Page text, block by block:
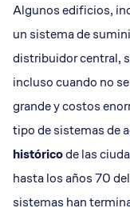
Algunos edificios,
un sistema de
distribuidor central,
incluso cuando no
grande y costos
tipo de sistemas de
históricode las
hasta los años 70
sistemas han